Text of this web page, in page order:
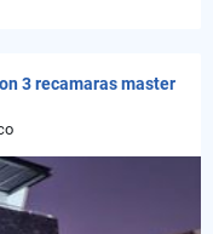
3 recamaras master